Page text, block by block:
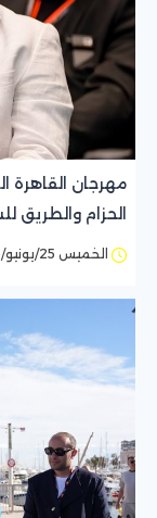
مهرجان القاهرة
الحزام
الخميس 25/يونيو/2026 - 04:07 م